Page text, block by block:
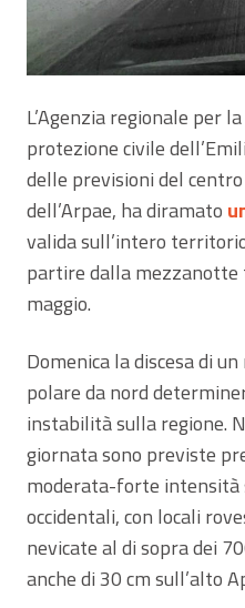
L’Agenzia regionale per
protezione civile
delle previsioni del
dell’Arpae, ha diramato
valida sull’intero
partire dalla mezzanotte
maggio.
Domenica la discesa di
polare da nord
instabilità sulla regione.
giornata sono previste
moderata-forte
occidentali, con locali
nevicate al di sopra dei
anche di 30 cm sull’alto